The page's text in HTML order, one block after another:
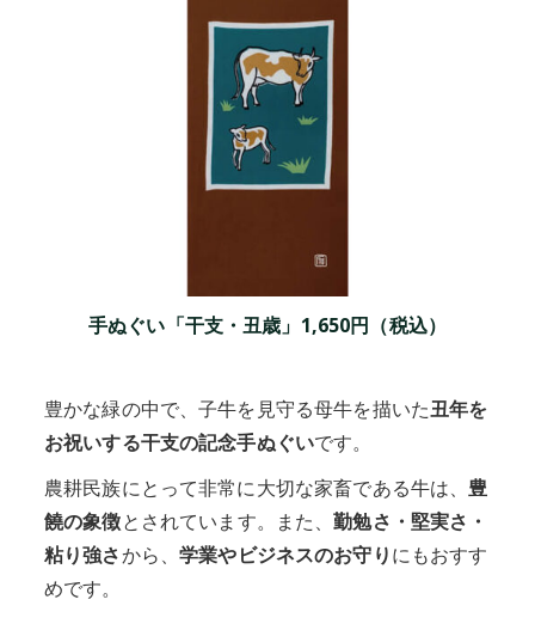
手ぬぐい「干支・丑歳」1,650円（税込）
豊かな緑の中で、子牛を見守る母牛を描いた丑年を
お祝いする干支の記念手ぬぐいです。
農耕民族にとって非常に大切な家畜である牛は、豊
饒の象徴とされています。また、勤勉さ・堅実さ・
粘り強さから、学業やビジネスのお守りにもおすす
めです。